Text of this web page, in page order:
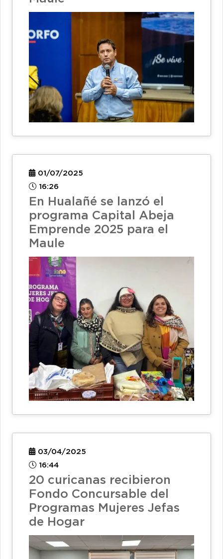
01/07/2025
16:26
En Hualañé se lanzó el
programa Capital Abeja
Emprende 2025 para el
Maule
03/04/2025
16:44
20 curicanas recibieron
Fondo Concursable del
Programas Mujeres Jefas
de Hogar